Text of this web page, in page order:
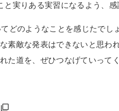
実りある実習になるよう、感
どのようなことを感じたで
素敵な発表はできないと思
た道を、ぜひつなげていって